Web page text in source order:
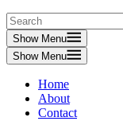
Show Menu
Show Menu
Home
About
Contact